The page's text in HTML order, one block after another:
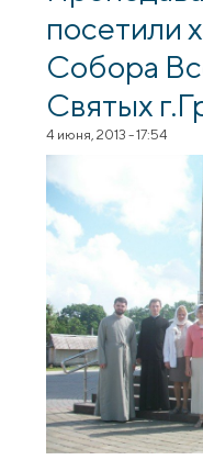
посетили
Собора
Святых
4 июня, 2013 - 17:54